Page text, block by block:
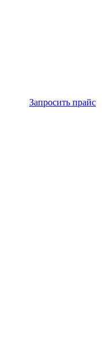
Запросить прайс